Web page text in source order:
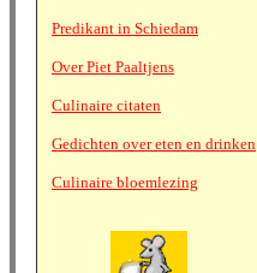
Predikant in Schiedam
Over Piet Paaltjens
Culinaire citaten
Gedichten over eten en drinken
Culinaire bloemlezing